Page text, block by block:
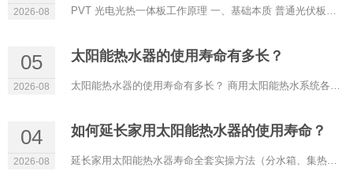
2026-08
05
2026-08
太阳能热水器的使用寿命有多长？
04
2026-08
如何延长家用太阳能热水器的使用寿命？